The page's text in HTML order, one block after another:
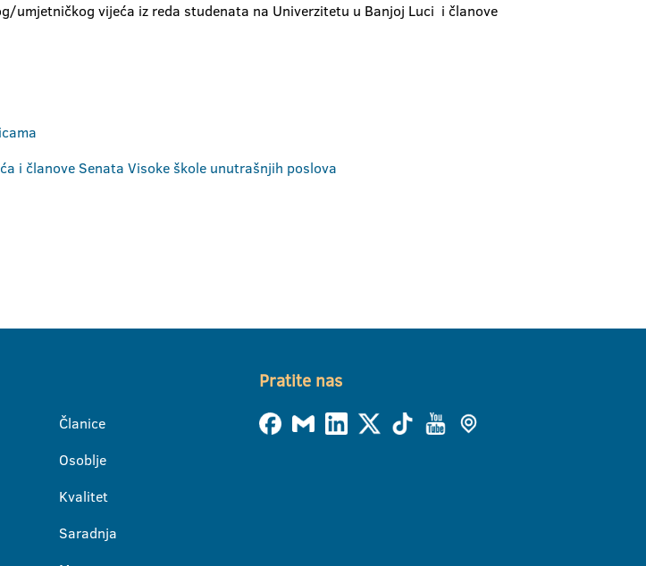
umjetničkog vijeća iz reda studenata na Univerzitetu u Banjoj Luci i članove
i članove Senata Visoke škole unutrašnjih poslova
Članice
Osoblje
Kvalitet
Saradnja
Pratite nas